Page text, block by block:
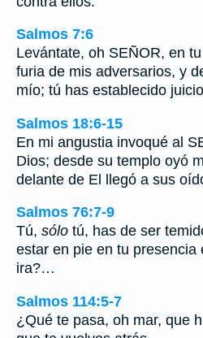
Salmos 7:6
Levántate, oh SEÑOR, en
furia de mis adversarios, y
mío; tú has establecido
Salmos 18:6-15
En mi angustia invoqué al
Dios; desde su templo oyó
delante de El llegó a sus
Salmos 76:7-9
Tú, sólo tú, has de ser
estar en pie en tu presencia
ira?…
Salmos 114:5-7
¿Qué te pasa, oh mar, que